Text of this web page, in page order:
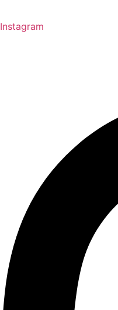
Instagram